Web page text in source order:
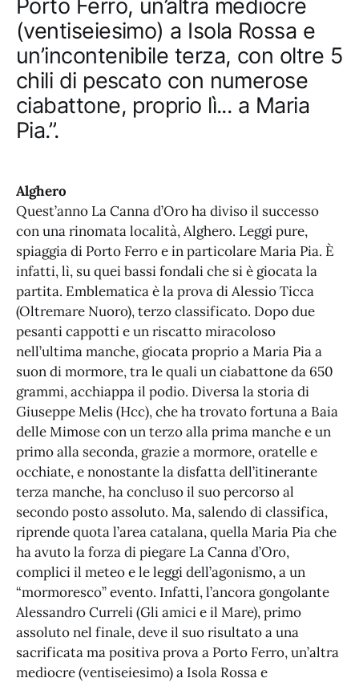
Porto Ferro, un’altra mediocre
(ventiseiesimo) a Isola Rossa e
un’incontenibile terza, con oltre 5
chili di pescato con numerose
ciabattone, proprio lì... a Maria
Pia.”.
Alghero
Quest’anno La Canna d’Oro ha diviso il successo
con una rinomata località, Alghero. Leggi pure,
spiaggia di Porto Ferro e in particolare Maria Pia. È
infatti, lì, su quei bassi fondali che si è giocata la
partita. Emblematica è la prova di Alessio Ticca
(Oltremare Nuoro), terzo classificato. Dopo due
pesanti cappotti e un riscatto miracoloso
nell’ultima manche, giocata proprio a Maria Pia a
suon di mormore, tra le quali un ciabattone da 650
grammi, acchiappa il podio. Diversa la storia di
Giuseppe Melis (Hcc), che ha trovato fortuna a Baia
delle Mimose con un terzo alla prima manche e un
primo alla seconda, grazie a mormore, oratelle e
occhiate, e nonostante la disfatta dell’itinerante
terza manche, ha concluso il suo percorso al
secondo posto assoluto. Ma, salendo di classifica,
riprende quota l’area catalana, quella Maria Pia che
ha avuto la forza di piegare La Canna d’Oro,
complici il meteo e le leggi dell’agonismo, a un
“mormoresco” evento. Infatti, l’ancora gongolante
Alessandro Curreli (Gli amici e il Mare), primo
assoluto nel finale, deve il suo risultato a una
sacrificata ma positiva prova a Porto Ferro, un’altra
mediocre (ventiseiesimo) a Isola Rossa e